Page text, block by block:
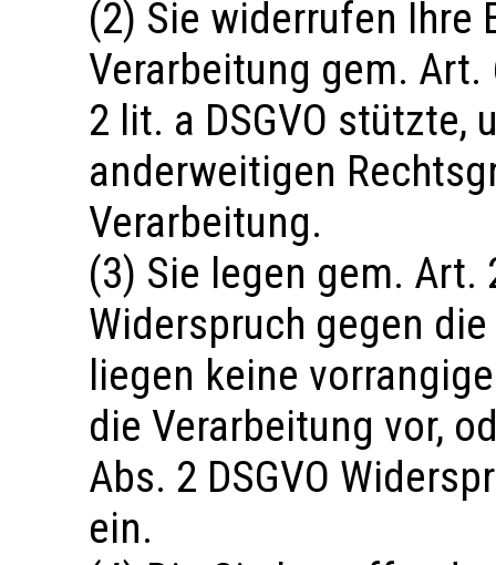
(2) Sie widerrufen Ihre
Verarbeitung gem.
2 lit. a DSGVO stützte,
anderweitigen
Verarbeitung.
(3) Sie legen gem. Art.
Widerspruch gegen
liegen keine
die Verarbeitung vor,
Abs. 2 DSGVO
ein.